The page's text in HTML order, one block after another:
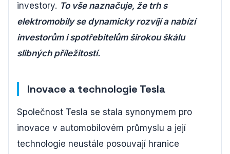
investory. To vše naznačuje, že trh s
elektromobily se dynamicky rozvíjí a nabízí
investorům i spotřebitelům širokou škálu
slibných příležitostí.
Inovace a technologie Tesla
Společnost Tesla se stala synonymem pro
inovace v automobilovém průmyslu a její
technologie neustále posouvají hranice